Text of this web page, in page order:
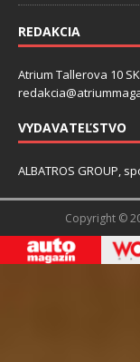
REDAKCIA
Atrium Tallerova 10
VYDAVATEĽSTVO
ALBATROS GROUP,
Copyright ©